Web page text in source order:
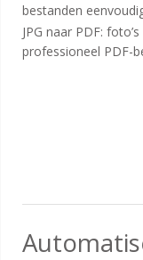
bestanden
JPG naar PDF:
professioneel PDF-